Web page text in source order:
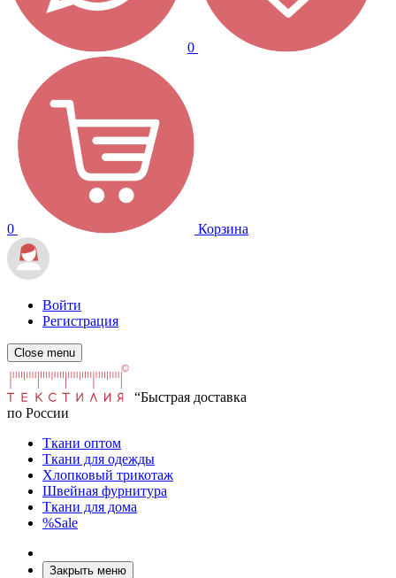
0
0 Корзина
Войти
Регистрация
Close menu
“Быстрая доставка
по России
Ткани оптом
Ткани для одежды
Хлопковый трикотаж
Швейная фурнитура
Ткани для дома
%Sale
Закрыть меню